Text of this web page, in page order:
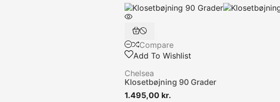
Compare
Add To Wishlist
Chelsea
Klosetbøjning 90 Grader
1.495,00 kr.